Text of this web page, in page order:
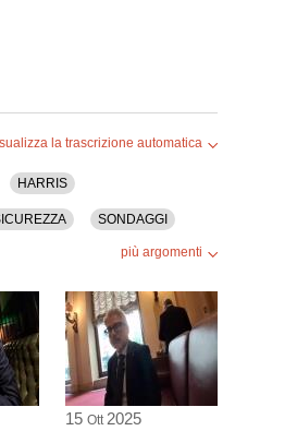
la trascrizione automatica
HARRIS
SONDAGGI
più argomenti
15 Ott 2025